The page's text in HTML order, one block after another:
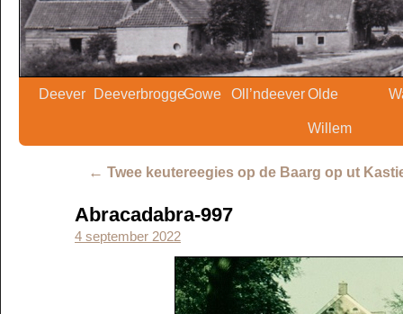
Deever DeeverbroggeGowe Oll’ndeeverOlde
Willem
← Twee keutereegies op de Baarg op ut
Abracadabra-997
4 september 2022